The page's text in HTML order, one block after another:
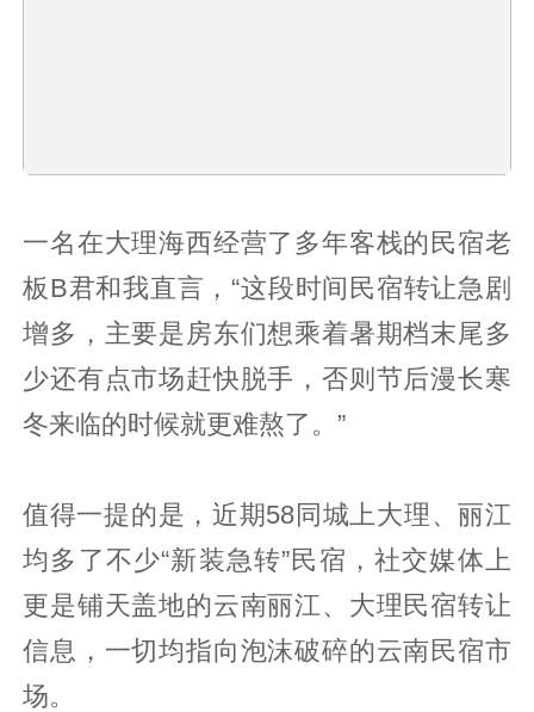
一名在大理海西经营了多年客栈的民宿老
板B君和我直言，“这段时间民宿转让急剧
增多，主要是房东们想乘着暑期档末尾多
少还有点市场赶快脱手，否则节后漫长寒
冬来临的时候就更难熬了。”
值得一提的是，近期58同城上大理、丽江
均多了不少“新装急转”民宿，社交媒体上
更是铺天盖地的云南丽江、大理民宿转让
信息，一切均指向泡沫破碎的云南民宿市
场。